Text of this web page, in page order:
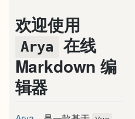
欢迎使用
Arya
在线
Markdown 编
辑器